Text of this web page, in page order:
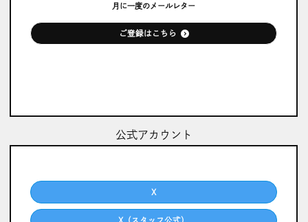
月に一度のメールレター
ご登録はこちら
公式アカウント
X
X（スタッフ公式）